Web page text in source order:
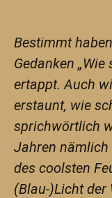
Bestimmt
Gedanken „Wie
ertappt. Auch
erstaunt, wie
sprichwörtlich
Jahren nämlich
des coolsten
(Blau-)Licht der